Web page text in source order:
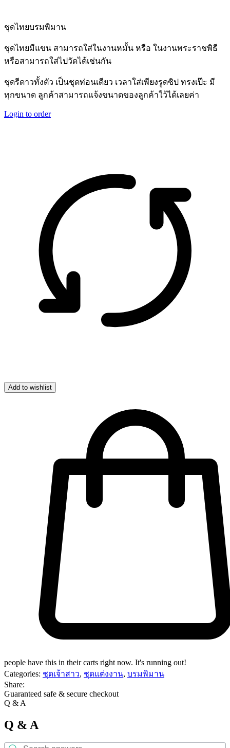
ชุดไทยบรมพิมาน
ชุดไทยมีแขน สามารถใส่ในงานหมั้น หรือ ในงานพระราชพิธี
หรือสามารถใส่ไปวัดได้เช่นกัน
ชุดรีดาวทั้งตัว เป็นชุดท่อนเดียว เวลาใส่เพียงรูดซิป ทรงเป๊ะ มี
ทุกขนาด ลูกค้าสามารถแจ้งขนาดของลูกค้าใว้ได้เลยค่า
Login to order
Add to wishlist
people have this in their carts right now. It's running out!
Categories: ชุดเจ้าสาว, ชุดแต่งงาน, บรมพิมาน
Share:
Guaranteed safe & secure checkout
Q & A
Q & A